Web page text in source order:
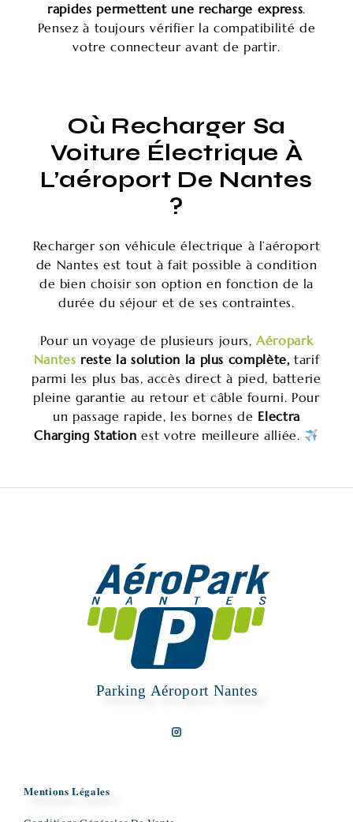
rapides permettent une recharge express.
Pensez à toujours vérifier la compatibilité de
votre connecteur avant de partir.
Où Recharger Sa
Voiture Électrique À
L’aéroport De Nantes
?
Recharger son véhicule électrique à l’aéroport
de Nantes est tout à fait possible à condition
de bien choisir son option en fonction de la
durée du séjour et de ses contraintes.
Pour un voyage de plusieurs jours,Aéropark
Nantes reste la solution la plus complète, tarif
parmi les plus bas, accès direct à pied, batterie
pleine garantie au retour et câble fourni. Pour
un passage rapide, les bornes de Electra
Charging Station est votre meilleure alliée.
Parking Aéroport Nantes
Mentions Légales